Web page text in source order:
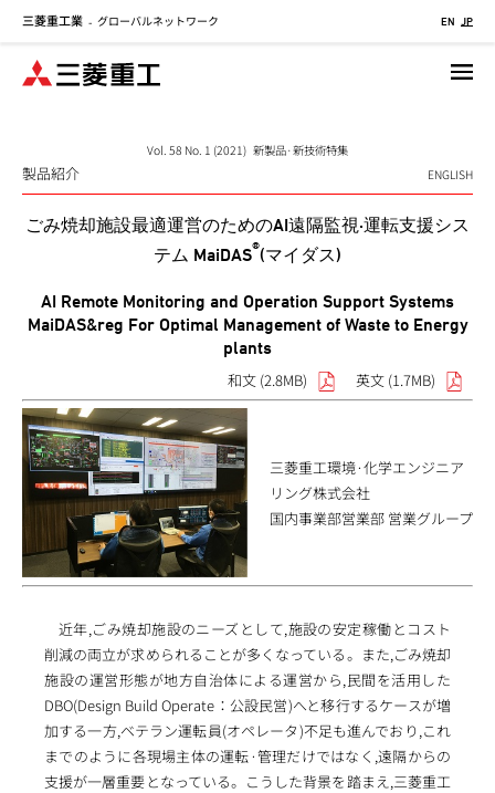
三菱重工業 - グローバルネットワーク EN JP
Vol. 58 No. 1 (2021) 新製品·新技術特集
製品紹介 ENGLISH
ごみ焼却施設最適運営のためのAI遠隔監視·運転支援シス
テム MaiDAS®(マイダス)
AI Remote Monitoring and Operation Support Systems
MaiDAS&reg For Optimal Management of Waste to Energy
plants
和文 (2.8MB)
英文 (1.7MB)
三菱重工環境·化学エンジニア
リング株式会社
国内事業部営業部 営業グループ
近年,ごみ焼却施設のニーズとして,施設の安定稼働とコスト
削減の両立が求められることが多くなっている。また,ごみ焼却
施設の運営形態が地方自治体による運営から,民間を活用した
DBO(Design Build Operate：公設民営)へと移行するケースが増
加する一方,ベテラン運転員(オペレータ)不足も進んでおり,これ
までのように各現場主体の運転·管理だけではなく,遠隔からの
支援が一層重要となっている。こうした背景を踏まえ,三菱重工